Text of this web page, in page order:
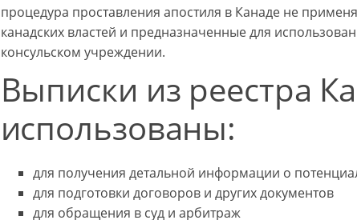
процедура проставления апостиля в Канаде не
канадских властей и предназначенные для
консульском учреждении.
Выписки из реестра
использованы:
для получения детальной информации о
для подготовки договоров и других документов
для обращения в суд и арбитраж